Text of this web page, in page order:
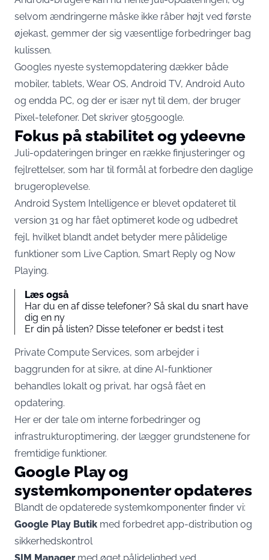
selvom ændringerne måske ikke råber højt ved første
øjekast, gemmer der sig væsentlige forbedringer bag
kulissen.
Googles nyeste systemopdatering dækker både
mobiler, tablets, Wear OS, Android TV, Android Auto
og endda PC, og der er især nyt til dem, der bruger
Pixel-telefoner. Det skriver 9to5google.
Fokus på stabilitet og ydeevne
Juli-opdateringen bringer en række finjusteringer og
fejlrettelser, som har til formål at forbedre den daglige
brugeroplevelse.
Android System Intelligence er blevet opdateret til
version 31 og har fået optimeret kode og udbedret
fejl, hvilket blandt andet betyder mere pålidelige
funktioner som Live Caption, Smart Reply og Now
Playing.
Læs også
Har du en af disse telefoner? Så skal du snart have
dig en ny
Er din på listen? Disse telefoner er bedst i test
Private Compute Services, som arbejder i
baggrunden for at sikre, at dine AI-funktioner
behandles lokalt og privat, har også fået en
opdatering.
Her er der tale om interne forbedringer og
infrastrukturoptimering, der lægger grundstenene for
fremtidige funktioner.
Google Play og
systemkomponenter opdateres
Blandt de opdaterede systemkomponenter finder vi:
Google Play Butik med forbedret app-distribution og
sikkerhedskontrol